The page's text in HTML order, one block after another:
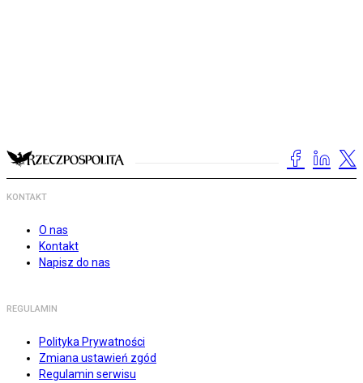
KONTAKT
O nas
Kontakt
Napisz do nas
REGULAMIN
Polityka Prywatności
Zmiana ustawień zgód
Regulamin serwisu